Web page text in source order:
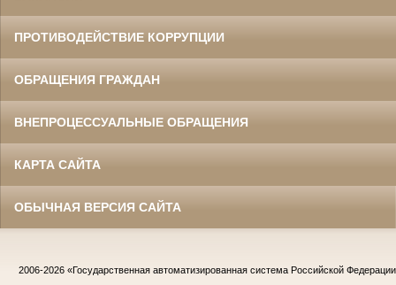
ПРОТИВОДЕЙСТВИЕ КОРРУПЦИИ
ОБРАЩЕНИЯ ГРАЖДАН
ВНЕПРОЦЕССУАЛЬНЫЕ ОБРАЩЕНИЯ
КАРТА САЙТА
ОБЫЧНАЯ ВЕРСИЯ САЙТА
2006-2026 «Государственная автоматизированная система Российской